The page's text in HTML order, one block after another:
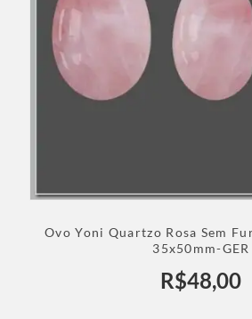
Ovo Yoni Quartzo Rosa Sem
35x50mm-GER
R$48,00